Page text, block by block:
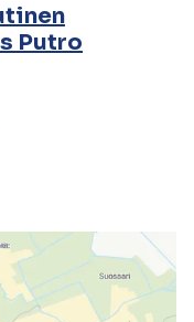
Putro